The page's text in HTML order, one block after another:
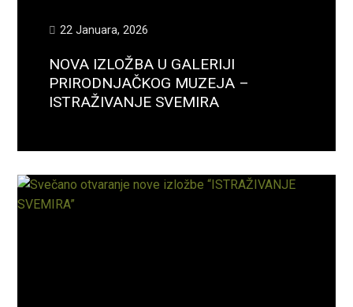
22 Januara, 2026
NOVA IZLOŽBA U GALERIJI
PRIRODNJAČKOG MUZEJA –
ISTRAŽIVANJE SVEMIRA